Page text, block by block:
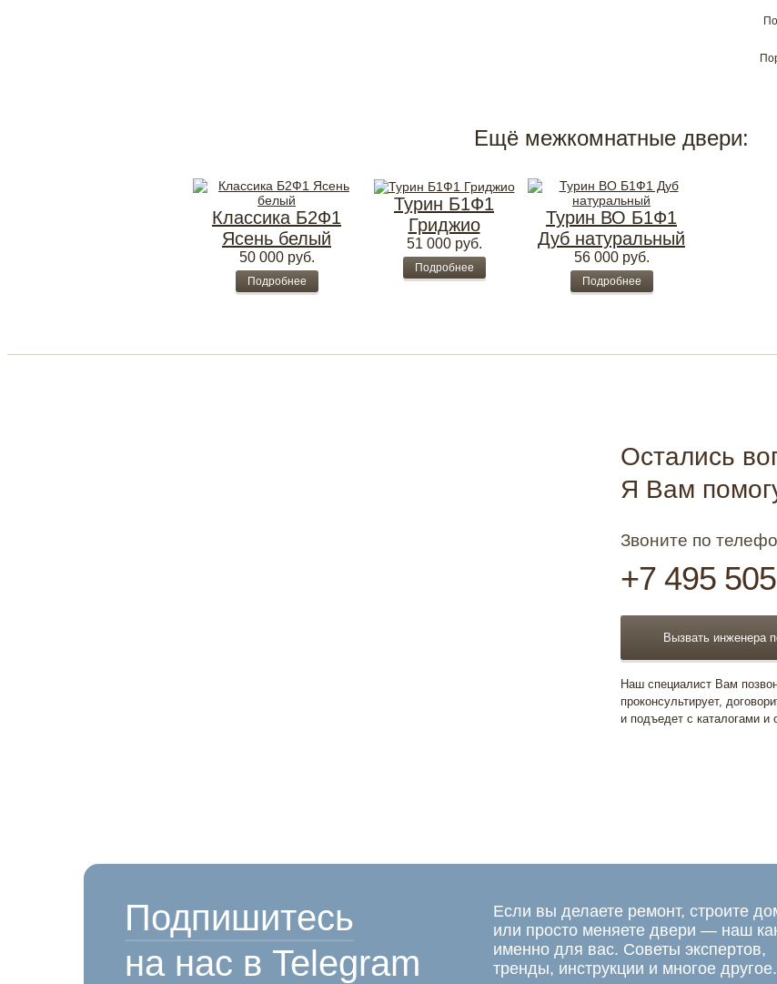
Ещё межкомнатные двери:
Классика Б2Ф1
Ясень белый
50 000 руб.
Подробнее
Турин Б1Ф1
Гриджио
51 000 руб.
Подробнее
Турин ВО Б1Ф1
Дуб натуральный
56 000 руб.
Подробнее
Остались
Я Вам
Звоните по
+7 495
Вызвать инженера
Наш специалист Вам
проконсультирует,
и подъедет с каталогами и
Подпишитесь
на нас в Telegram
Если вы делаете ремонт, строите
или просто меняете двери — наш
именно для вас. Советы экспертов,
тренды, инструкции и многое другое.